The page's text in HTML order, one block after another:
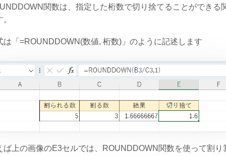
関数は、指定した桁数で切り捨てることができる
は「=ROUNDDOWN(数値, 桁数)」のように記述します
ば上の画像のE3セルでは、ROUNDDOWN関数を使って割り